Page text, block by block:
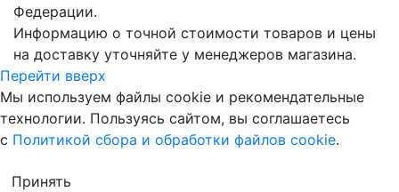
Федерации.
Информацию о точной стоимости товаров и цены
на доставку уточняйте у менеджеров магазина.
Перейти вверх
Мы используем файлы cookie и рекомендательные
технологии. Пользуясь сайтом, вы соглашаетесь
с Политикой сбора и обработки файлов cookie.
Принять